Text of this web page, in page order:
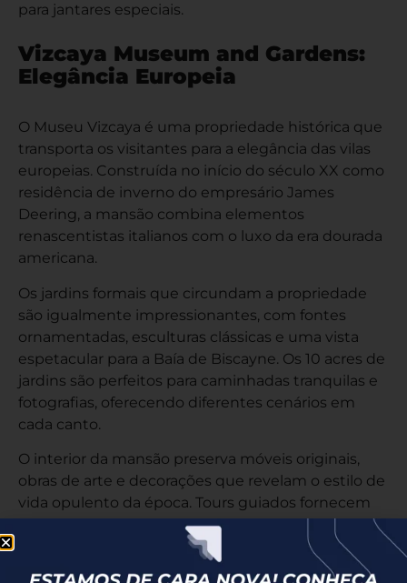
para jantares especiais.
Vizcaya Museum and Gardens:
Elegância Europeia
O Museu Vizcaya é uma propriedade histórica que
transporta os visitantes para a elegância das vilas
europeias. Construída no início do século XX como
residência de inverno do empresário James
Deering, a mansão combina elementos
renascentistas italianos com o luxo da era dourada
americana.
Os jardins formais que circundam a propriedade
são igualmente impressionantes, com fontes
ornamentadas, esculturas clássicas e uma vista
espetacular para a Baía de Biscayne. Os 10 acres de
jardins são perfeitos para caminhadas tranquilas e
fotografias, oferecendo diferentes cenários em
cada canto.
O interior da mansão preserva móveis originais,
obras de arte e decorações que revelam o estilo de
vida opulento da época. Tours guiados fornecem
contexto histórico e curiosidades sobre a
construção e os antigos moradores. O local